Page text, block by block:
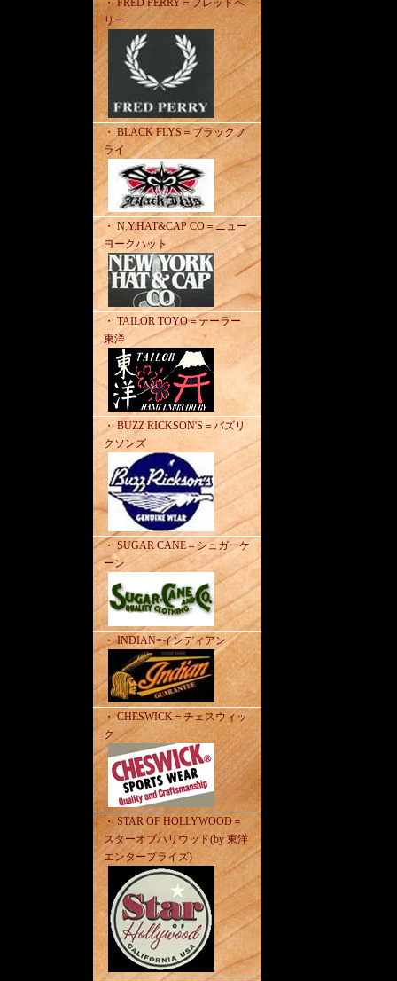
・ FRED PERRY＝フレッドペ
リー
・ BLACK FLYS＝ブラックフ
ライ
・ N.Y.HAT&CAP CO＝ニュー
ヨークハット
・ TAILOR TOYO＝テーラー
東洋
・ BUZZ RICKSON'S＝バズリ
クソンズ
・ SUGAR CANE＝シュガーケ
ーン
・ INDIAN=インディアン
・ CHESWICK＝チェスウィッ
ク
・ STAR OF HOLLYWOOD＝
スターオブハリウッド(by 東洋
エンタープライズ)